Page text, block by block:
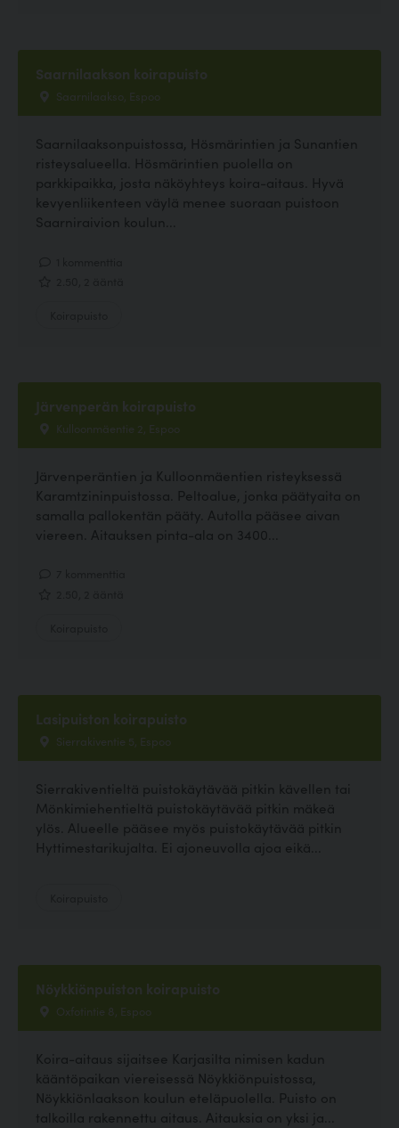
Saarnilaakson koirapuisto
Saarnilaakso, Espoo
Saarnilaaksonpuistossa, Hösmärintien ja Sunantien
risteysalueella. Hösmärintien puolella on
parkkipaikka, josta näköyhteys koira-aitaus. Hyvä
kevyenliikenteen väylä menee suoraan puistoon
Saarniraivion koulun...
Järvenperän koirapuisto
Kulloonmäentie 2, Espoo
Järvenperäntien ja Kulloonmäentien risteyksessä
Karamtzininpuistossa. Peltoalue, jonka päätyaita on
samalla pallokentän pääty. Autolla pääsee aivan
viereen. Aitauksen pinta-ala on 3400...
Lasipuiston koirapuisto
Sierrakiventie 5, Espoo
Sierrakiventieltä puistokäytävää pitkin kävellen tai
Mönkimiehentieltä puistokäytävää pitkin mäkeä
ylös. Alueelle pääsee myös puistokäytävää pitkin
Hyttimestarikujalta. Ei ajoneuvolla ajoa eikä...
Nöykkiönpuiston koirapuisto
Oxfotintie 8, Espoo
Koira-aitaus sijaitsee Karjasilta nimisen kadun
kääntöpaikan viereisessä Nöykkiönpuistossa,
Nöykkiönlaakson koulun eteläpuolella. Puisto on
talkoilla rakennettu aitaus. Aitauksia on yksi ja...